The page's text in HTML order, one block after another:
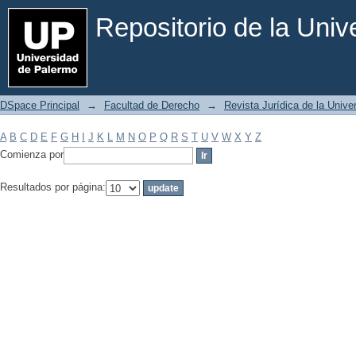
Repositorio de la
Filtrar por: Materia
DSpace Principal → Facultad de Derecho → Revista Jurídica de la
A B C D E F G H J K L M N O P Q R S T U V W X Y Z
Comienza por
Resultados por página: